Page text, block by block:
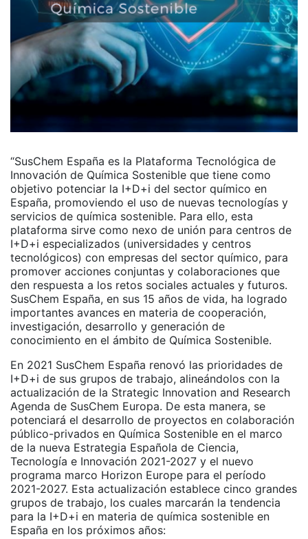
“SusChem España es la Plataforma Tecnológica de
Innovación de Química Sostenible que tiene como
objetivo potenciar la I+D+i del sector químico en
España, promoviendo el uso de nuevas tecnologías y
servicios de química sostenible. Para ello, esta
plataforma sirve como nexo de unión para centros de
I+D+i especializados (universidades y centros
tecnológicos) con empresas del sector químico, para
promover acciones conjuntas y colaboraciones que
den respuesta a los retos sociales actuales y futuros.
SusChem España, en sus 15 años de vida, ha logrado
importantes avances en materia de cooperación,
investigación, desarrollo y generación de
conocimiento en el ámbito de Química Sostenible.
En 2021 SusChem España renovó las prioridades de
I+D+i de sus grupos de trabajo, alineándolos con la
actualización de la Strategic Innovation and Research
Agenda de SusChem Europa. De esta manera, se
potenciará el desarrollo de proyectos en colaboración
público-privados en Química Sostenible en el marco
de la nueva Estrategia Española de Ciencia,
Tecnología e Innovación 2021-2027 y el nuevo
programa marco Horizon Europe para el período
2021-2027. Esta actualización establece cinco grandes
grupos de trabajo, los cuales marcarán la tendencia
para la I+D+i en materia de química sostenible en
España en los próximos años: